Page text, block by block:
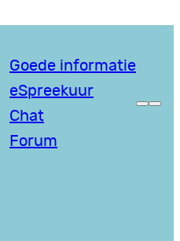
Goede informatie
eSpreekuur
Chat
Forum